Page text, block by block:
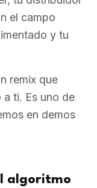
el campo
y tu
remix que
a ti. Es uno de
en demos
algoritmo